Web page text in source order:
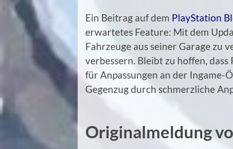
Ein Beitrag auf dem PlayStation
erwartetes Feature: Mit dem
Fahrzeuge aus seiner Garage zu
verbessern. Bleibt zu hoffen,
für Anpassungen an der Ingame-
Gegenzug durch schmerzliche
Originalmeldung